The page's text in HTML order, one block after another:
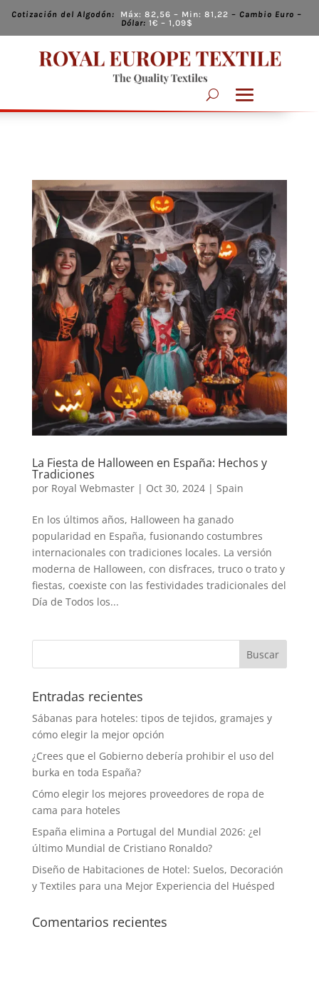
Cotización del Algodón: Máx: 82,56 – Min: 81,22 – Cambio Euro –
Dólar: 1€ – 1,09$
La Fiesta de Halloween en España: Hechos y
Tradiciones
por Royal Webmaster| Oct 30, 2024| Spain
En los últimos años, Halloween ha ganado
popularidad en España, fusionando costumbres
internacionales con tradiciones locales. La versión
moderna de Halloween, con disfraces, truco o trato y
fiestas, coexiste con las festividades tradicionales del
Día de Todos los...
Entradas recientes
Sábanas para hoteles: tipos de tejidos, gramajes y
cómo elegir la mejor opción
¿Crees que el Gobierno debería prohibir el uso del
burka en toda España?
Cómo elegir los mejores proveedores de ropa de
cama para hoteles
España elimina a Portugal del Mundial 2026: ¿el
último Mundial de Cristiano Ronaldo?
Diseño de Habitaciones de Hotel: Suelos, Decoración
y Textiles para una Mejor Experiencia del Huésped
Comentarios recientes